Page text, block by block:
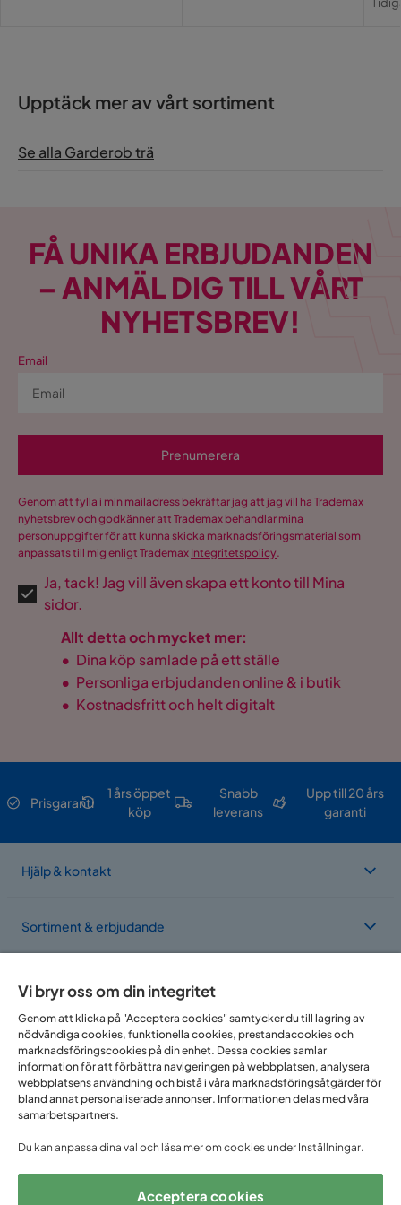
Upptäck mer av vårt sortiment
Se alla Garderob trä
FÅ UNIKA ERBJUDANDEN
– ANMÄL DIG TILL VÅRT
NYHETSBREV!
Email
Prenumerera
Genom att fylla i min mailadress bekräftar jag att jag vill ha Trademax
nyhetsbrev och godkänner att Trademax behandlar mina
personuppgifter för att kunna skicka marknadsföringsmaterial som
anpassats till mig enligt Trademax Integritetspolicy.
Ja, tack! Jag vill även skapa ett konto till Mina
sidor.
Allt detta och mycket mer:
• Dina köp samlade på ett ställe
• Personliga erbjudanden online & i butik
• Kostnadsfritt och helt digitalt
Prisgaranti
1 års öppet
köp
Snabb
leverans
Upp till 20 års
garanti
Hjälp & kontakt
Sortiment & erbjudande
Om Trademax
Vi finns i flera länder
Vi bryr oss om din integritet
Genom att klicka på "Acceptera cookies" samtycker du till lagring av
nödvändiga cookies, funktionella cookies, prestandacookies och
marknadsföringscookies på din enhet. Dessa cookies samlar
information för att förbättra navigeringen på webbplatsen, analysera
webbplatsens användning och bistå i våra marknadsföringsåtgärder för
bland annat personaliserade annonser. Informationen delas med våra
samarbetspartners.
Du kan anpassa dina val och läsa mer om cookies under Inställningar.
Acceptera cookies